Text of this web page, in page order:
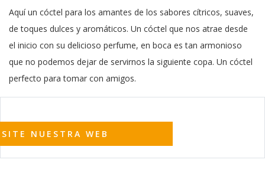
Aquí un cóctel para los amantes de los sabores cítricos, suaves,
de toques dulces y aromáticos. Un cóctel que nos atrae desde
el inicio con su delicioso perfume, en boca es tan armonioso
que no podemos dejar de servirnos la siguiente copa. Un cóctel
perfecto para tomar con amigos.
NUESTRA WEB